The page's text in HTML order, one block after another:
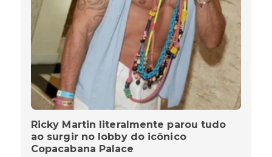
Ricky Martin literalmente parou tudo
ao surgir no lobby do icônico
Copacabana Palace